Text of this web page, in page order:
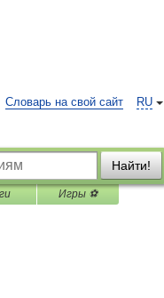
RU
Словарь на свой сайт
Найти!
Игры ⚽